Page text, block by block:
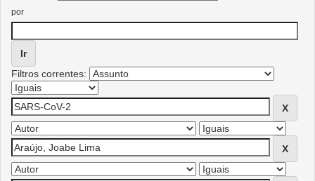
por
Filtros correntes: